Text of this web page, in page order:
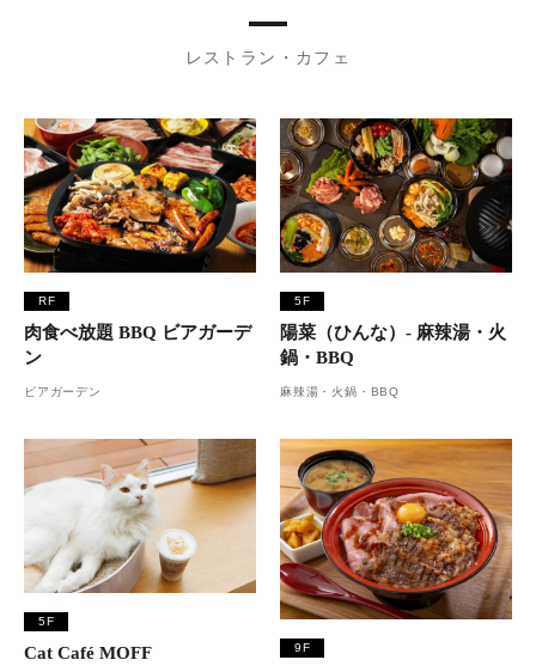
レストラン・カフェ
RF
肉食べ放題 BBQ ビアガーデ
ン
ビアガーデン
5F
陽菜（ひんな）- 麻辣湯・火
鍋・BBQ
麻辣湯・火鍋・BBQ
5F
Cat Café MOFF 9F